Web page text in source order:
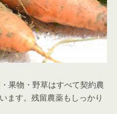
果物・野草はすべて契約農
ます。残留農薬もしっかり